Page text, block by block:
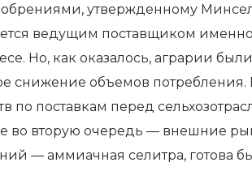
утвержденному
ведущим поставщиком
Но, как оказалось, аграрии
снижение объемов
по поставкам перед
во вторую очередь — внешние
— аммиачная селитра, готова